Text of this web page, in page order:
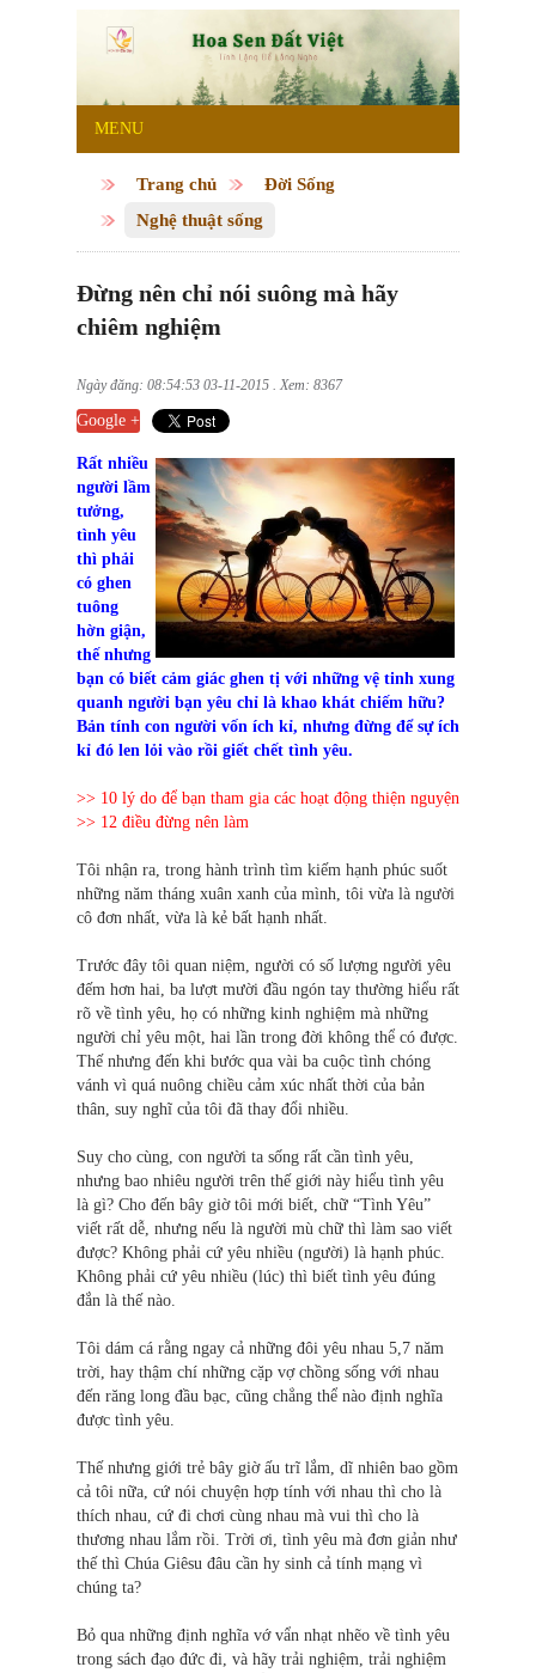
MENU
Trang chủ
Đời Sống
Nghệ thuật sống
Đừng nên chỉ nói suông mà hãy
chiêm nghiệm
Ngày đăng: 08:54:53 03-11-2015 . Xem: 8367
Google +
Rất nhiều
người lầm
tưởng,
tình yêu
thì phải
có ghen
tuông
hờn giận,
thế nhưng
bạn có biết cảm giác ghen tị với những vệ tinh xung
quanh người bạn yêu chỉ là khao khát chiếm hữu?
Bản tính con người vốn ích kỉ, nhưng đừng để sự ích
kỉ đó len lỏi vào rồi giết chết tình yêu.
>> 10 lý do để bạn tham gia các hoạt động thiện nguyện
>> 12 điều đừng nên làm
Tôi nhận ra, trong hành trình tìm kiếm hạnh phúc suốt
những năm tháng xuân xanh của mình, tôi vừa là người
cô đơn nhất, vừa là kẻ bất hạnh nhất.
Trước đây tôi quan niệm, người có số lượng người yêu
đếm hơn hai, ba lượt mười đầu ngón tay thường hiểu rất
rõ về tình yêu, họ có những kinh nghiệm mà những
người chỉ yêu một, hai lần trong đời không thể có được.
Thế nhưng đến khi bước qua vài ba cuộc tình chóng
vánh vì quá nuông chiều cảm xúc nhất thời của bản
thân, suy nghĩ của tôi đã thay đổi nhiều.
Suy cho cùng, con người ta sống rất cần tình yêu,
nhưng bao nhiêu người trên thế giới này hiểu tình yêu
là gì? Cho đến bây giờ tôi mới biết, chữ “Tình Yêu”
viết rất dễ, nhưng nếu là người mù chữ thì làm sao viết
được? Không phải cứ yêu nhiều (người) là hạnh phúc.
Không phải cứ yêu nhiều (lúc) thì biết tình yêu đúng
đắn là thế nào.
Tôi dám cá rằng ngay cả những đôi yêu nhau 5,7 năm
trời, hay thậm chí những cặp vợ chồng sống với nhau
đến răng long đầu bạc, cũng chẳng thể nào định nghĩa
được tình yêu.
Thế nhưng giới trẻ bây giờ ấu trĩ lắm, dĩ nhiên bao gồm
cả tôi nữa, cứ nói chuyện hợp tính với nhau thì cho là
thích nhau, cứ đi chơi cùng nhau mà vui thì cho là
thương nhau lắm rồi. Trời ơi, tình yêu mà đơn giản như
thế thì Chúa Giêsu đâu cần hy sinh cả tính mạng vì
chúng ta?
Bỏ qua những định nghĩa vớ vẩn nhạt nhẽo về tình yêu
trong sách đạo đức đi, và hãy trải nghiệm, trải nghiệm